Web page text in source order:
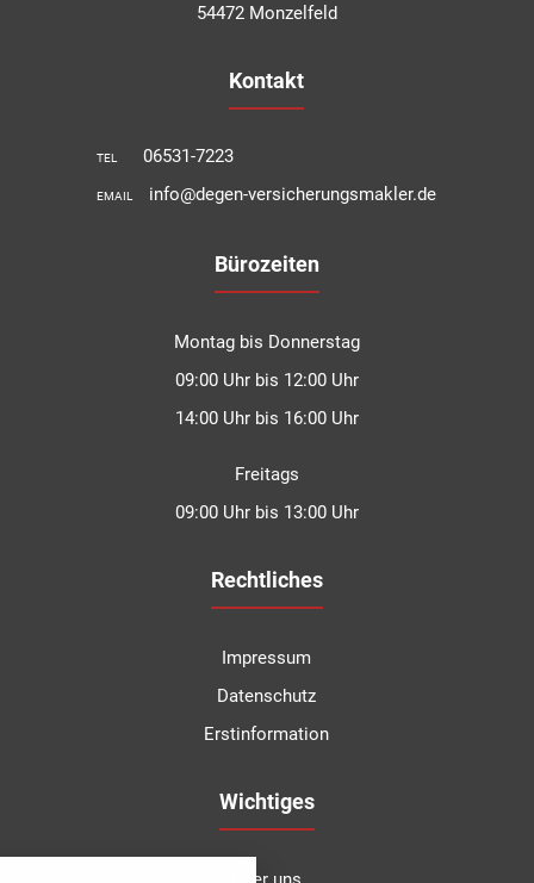
54472 Monzelfeld
Kontakt
TEL 06531-7223
EMAIL info@degen-versicherungsmakler.de
Bürozeiten
Montag bis Donnerstag
09:00 Uhr bis 12:00 Uhr
14:00 Uhr bis 16:00 Uhr
Freitags
09:00 Uhr bis 13:00 Uhr
Rechtliches
Impressum
Datenschutz
Erstinformation
Wichtiges